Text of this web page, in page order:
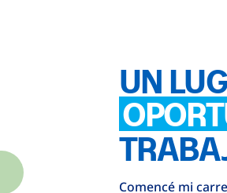
UN
Comencé mi